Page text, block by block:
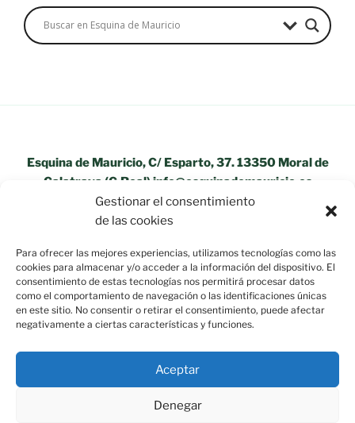
Gestionar el consentimiento
de las cookies
Para ofrecer las mejores experiencias, utilizamos tecnologías como las
cookies para almacenar y/o acceder a la información del dispositivo. El
consentimiento de estas tecnologías nos permitirá procesar datos
como el comportamiento de navegación o las identificaciones únicas
en este sitio. No consentir o retirar el consentimiento, puede afectar
negativamente a ciertas características y funciones.
Aceptar
Denegar
Esquina de Mauricio, C/ Esparto, 37. 13350 Moral de
Calatrava (C.Real) info@esquinademauricio.es
«Aviso Legal»
Política de privacidad Funciona gracias a WordPress